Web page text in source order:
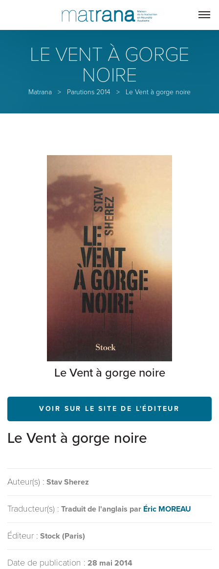
LE VENT À GORGE
NOIRE
Matrana > Parutions 2014 > Le Vent à gorge noire
Le Vent à gorge noire
VOIR SUR LE SITE DE L'ÉDITEUR
Le Vent à gorge noire
Auteur(s) : Stav Sherez
Traducteur(s) : Traduit de l'anglais par Éric MOREAU
Éditeur : Stock (Paris)
Date de publication : 28 mai 2014